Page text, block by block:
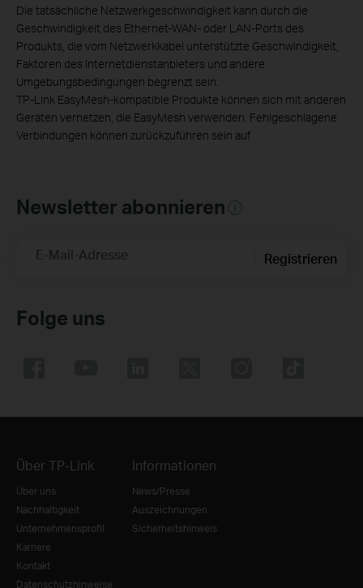
Die tatsächliche Netzwerkgeschwindigkeit kann durch die
Geschwindigkeit des Ethernet-WAN- oder LAN-Ports des
Produkts, die vom Netzwerkkabel unterstützte Geschwindigkeit,
Faktoren des Internetdienstanbieters und andere
Umgebungsbedingungen begrenzt sein.
TP-Link EasyMesh-kompatible Produkte können sich mit anderen
Geräten vernetzen, die EasyMesh verwenden. Fehlgeschlagene
Verbindungen können zurückzuführen sein auf
Newsletter abonnieren
E-Mail-Adresse Registrieren
Folge uns
Über TP-Link
Über uns
Nachhaltigkeit
Unternehmensprofil
Karriere
Kontakt
Datenschutzhinweise
Informationen
News/Presse
Auszeichnungen
Sicherheitshinweis